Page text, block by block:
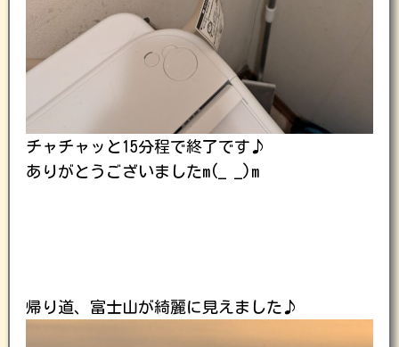
チャチャッと15分程で終了です♪
ありがとうございましたm(_ _)m
帰り道、富士山が綺麗に見えました♪